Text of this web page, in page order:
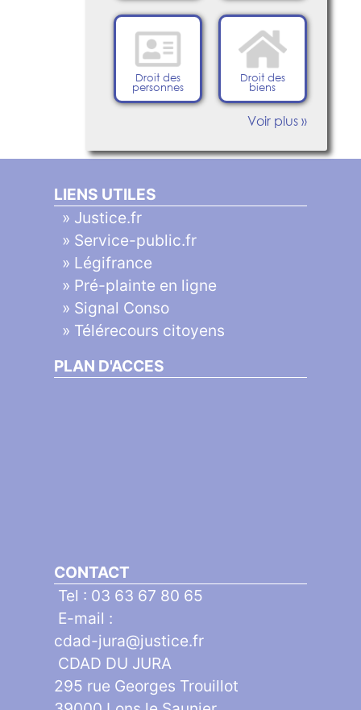
Droit des
personnes
Droit des
biens
Voir plus »
LIENS UTILES
» Justice.fr
» Service-public.fr
» Légifrance
» Pré-plainte en ligne
» Signal Conso
» Télérecours citoyens
PLAN D'ACCES
CONTACT
Tel : 03 63 67 80 65
E-mail :
cdad-jura@justice.fr
CDAD DU JURA
295 rue Georges Trouillot